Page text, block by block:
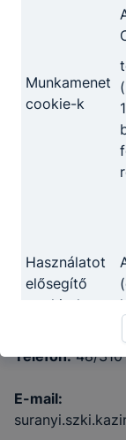
Technikum,
Kollégium
3700
Telefon: 48/
E-mail:
Munkamenet
cookie-k
Használatot
elősegítő
cookie-k
Google